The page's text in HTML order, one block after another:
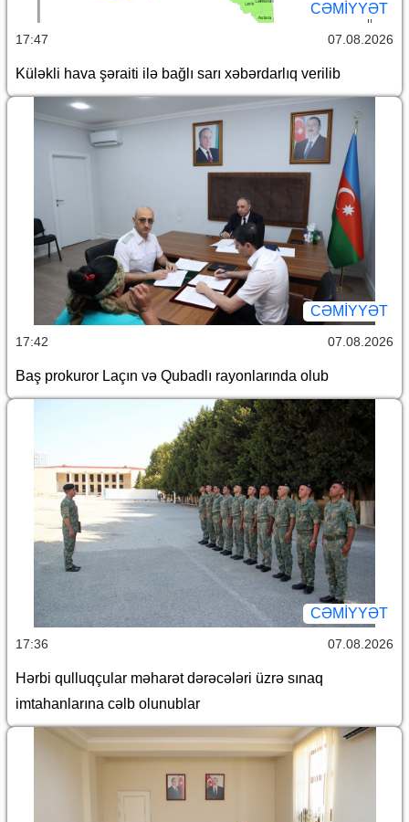
CƏMİYYƏT
17:47 07.08.2026
Küləkli hava şəraiti ilə bağlı sarı xəbərdarlıq verilib
CƏMİYYƏT
17:42 07.08.2026
Baş prokuror Laçın və Qubadlı rayonlarında olub
CƏMİYYƏT
17:36 07.08.2026
Hərbi qulluqçular məharət dərəcələri üzrə sınaq
imtahanlarına cəlb olunublar